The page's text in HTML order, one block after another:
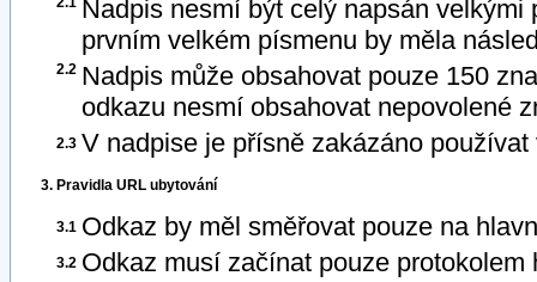
Nadpis nesmí být celý napsán
prvním velkém písmenu by měla
2.2 Nadpis může obsahovat pouze 150
odkazu nesmí obsahovat nepovolené
2.3 V nadpise je přísně zakázáno
3. Pravidla URL ubytování
3.1 Odkaz by měl směřovat pouze na
3.2 Odkaz musí začínat pouze protokolem